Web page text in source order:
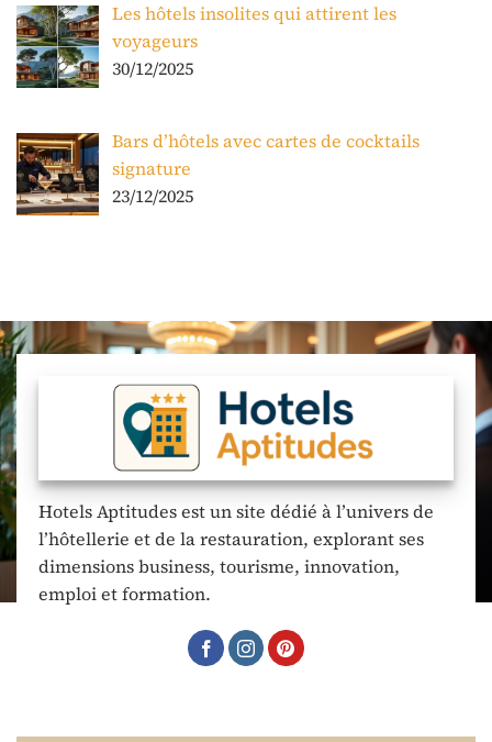
Les hôtels insolites qui attirent les
voyageurs
30/12/2025
Bars d’hôtels avec cartes de cocktails
signature
23/12/2025
Hotels Aptitudes est un site dédié à l’univers de
l’hôtellerie et de la restauration, explorant ses
dimensions business, tourisme, innovation,
emploi et formation.